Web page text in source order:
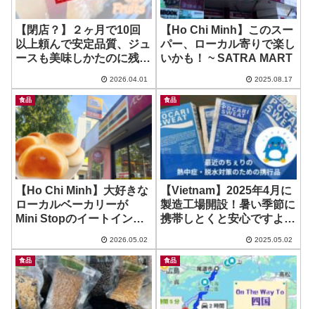
【閉店？】２ヶ月で10回
以上頼んで安定品質、ジュ
ースも美味しかたのに残
Hang Fruit
2026.04.01
【Ho Chi Minh】このスー
パー、ローカル寄りで楽し
いかも！ ~ SATRA MART
2025.08.17
食品
【Ho Chi Minh】大好きな
ローカルベーカリーが
Mini Stopのイートイン
Mini Stop
2026.05.02
食品
【Vietnam】2025年4月に
製造工場開設！暑い季節に
携帯しとくと安心ですよ！
SWEAT
2025.05.02
食品 食品